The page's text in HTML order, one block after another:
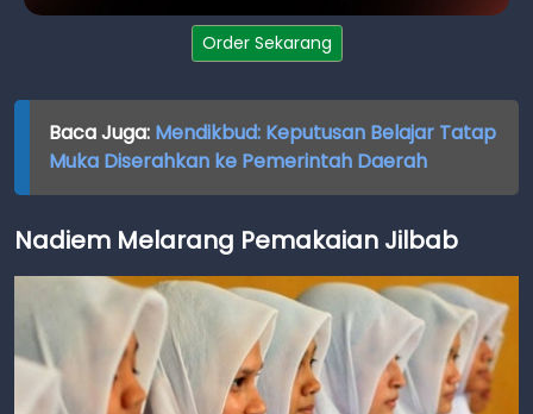
Order Sekarang
Baca Juga: Mendikbud: Keputusan Belajar Tatap
Muka Diserahkan ke Pemerintah Daerah
Nadiem Melarang Pemakaian Jilbab